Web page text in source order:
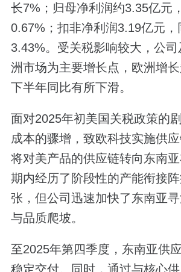
长7%；归母净利润约3.35亿元
0.67%；扣非净利润3.19亿元，
3.43%。受关税影响较大，公
洲市场为主要增长点，欧洲增
下半年同比有所下滑。
面对2025年初美国关税政策的
成本的骤增，致欧科技实施供应
将对美产品的供应链转向东南
期内经历了阶段性的产能衔接
张，但公司迅速加快了东南亚
与品质爬坡。
至2025年第四季度，东南亚供
稳定交付。同时，通过与核心